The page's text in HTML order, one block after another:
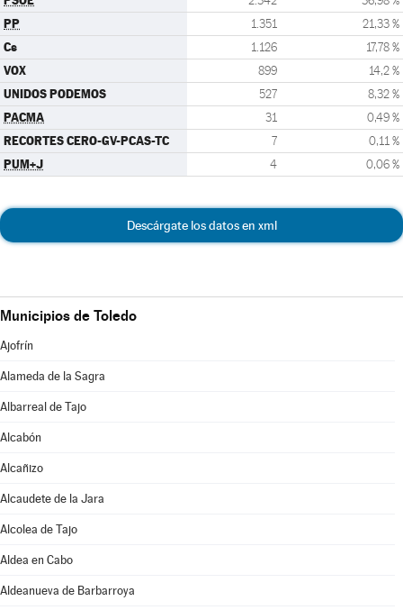
PP 1.351 21,33 %
Cs 1.126 17,78 %
VOX 899 14,2 %
UNIDOS PODEMOS 527 8,32 %
PACMA 31 0,49 %
RECORTES CERO-GV-PCAS-TC 7 0,11 %
PUM+J 4 0,06 %
Descárgate los datos en xml
Municipios de Toledo
Ajofrín
Alameda de la Sagra
Albarreal de Tajo
Alcabón
Alcañizo
Alcaudete de la Jara
Alcolea de Tajo
Aldea en Cabo
Aldeanueva de Barbarroya